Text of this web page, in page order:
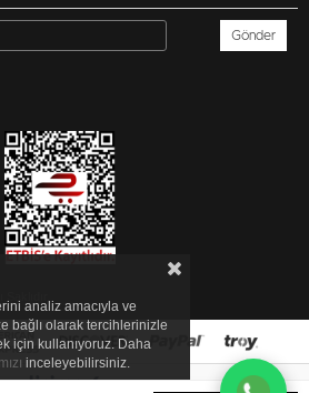
Gönder
analiz amacıyla ve
bağlı olarak tercihlerinizle
için kullanıyoruz. Daha
inceleyebilirsiniz.